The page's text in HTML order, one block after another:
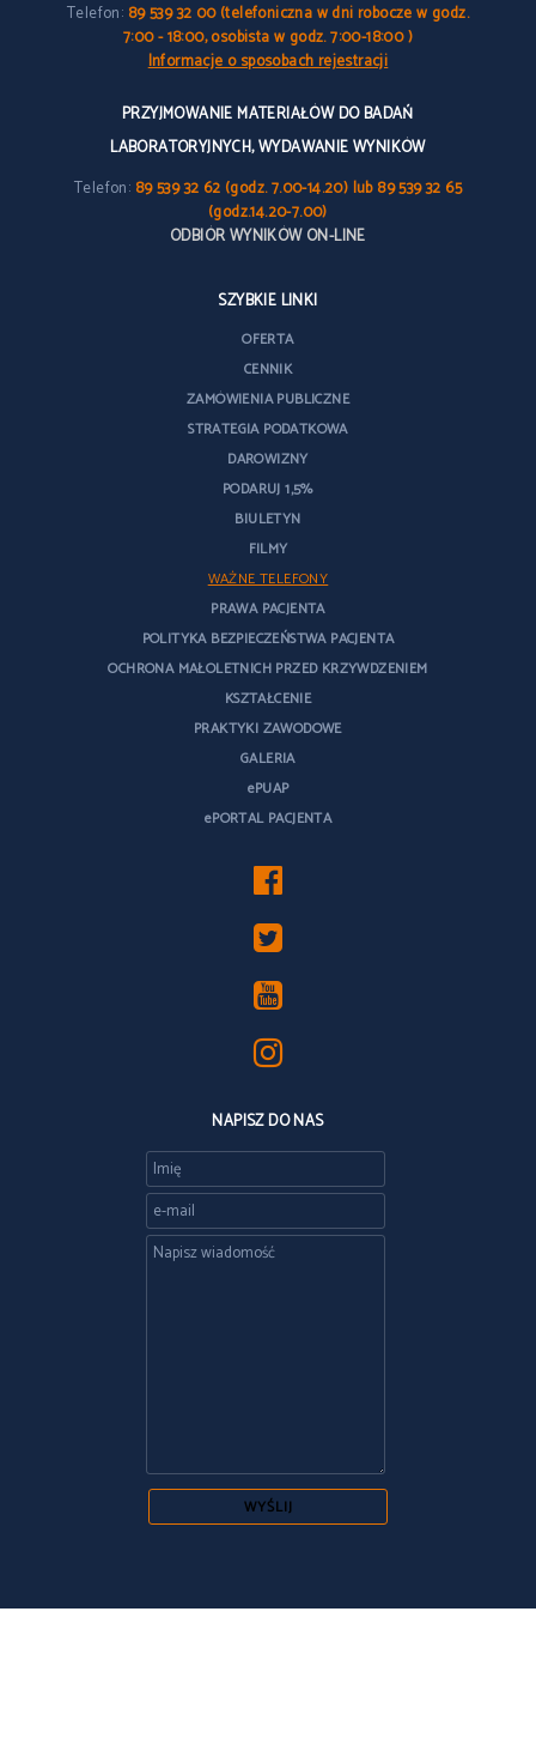
Telefon: 89 539 32 00 (telefoniczna w dni robocze w godz.
7:00 - 18:00, osobista w godz. 7:00-18:00 )
Informacje o sposobach rejestracji
PRZYJMOWANIE MATERIAŁÓW DO BADAŃ
LABORATORYJNYCH, WYDAWANIE WYNIKÓW
Telefon: 89 539 32 62 (godz. 7.00-14.20) lub 89 539 32 65
(godz.14.20-7.00)
ODBIÓR WYNIKÓW ON-LINE
SZYBKIE LINKI
OFERTA
CENNIK
ZAMÓWIENIA PUBLICZNE
STRATEGIA PODATKOWA
DAROWIZNY
PODARUJ 1,5%
BIULETYN
FILMY
WAŻNE TELEFONY
PRAWA PACJENTA
POLITYKA BEZPIECZEŃSTWA PACJENTA
OCHRONA MAŁOLETNICH PRZED KRZYWDZENIEM
KSZTAŁCENIE
PRAKTYKI ZAWODOWE
GALERIA
ePUAP
ePORTAL PACJENTA
NAPISZ DO NAS